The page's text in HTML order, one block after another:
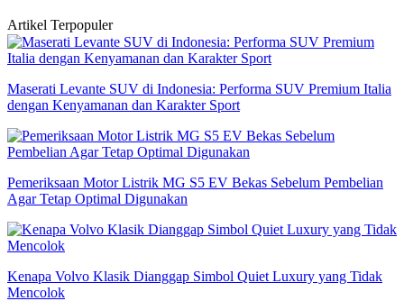
Artikel Terpopuler
Maserati Levante SUV di Indonesia: Performa SUV Premium Italia
dengan Kenyamanan dan Karakter Sport
Pemeriksaan Motor Listrik MG S5 EV Bekas Sebelum Pembelian
Agar Tetap Optimal Digunakan
Kenapa Volvo Klasik Dianggap Simbol Quiet Luxury yang Tidak
Mencolok